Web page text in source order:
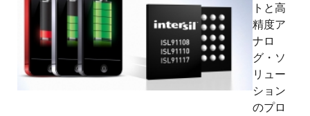
トと高
精度ア
ナロ
グ・ソ
リュー
ション
のプロ